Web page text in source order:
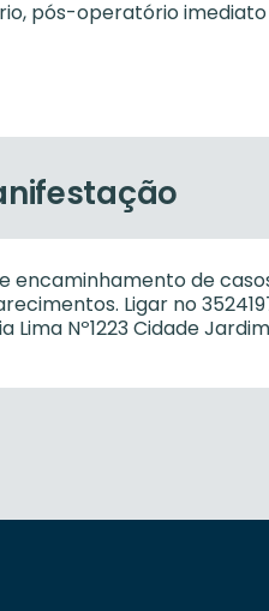
pós-operatório imediato
encaminhamento de
Ligar no
Nº1223 Cidade